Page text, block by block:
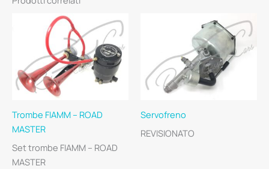
Trombe FIAMM – ROAD
MASTER
Set trombe FIAMM – ROAD
MASTER
Servofreno
REVISIONATO